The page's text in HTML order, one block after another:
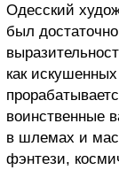
Одесский
был
как
воинственные
в шлемах и
фэнтези,